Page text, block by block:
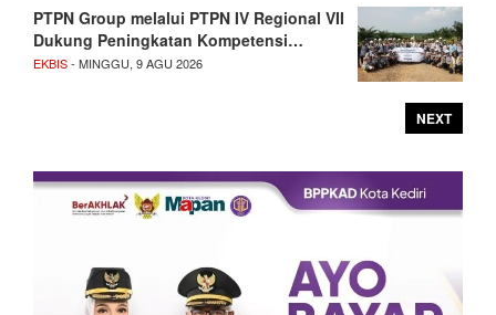
PTPN Group melalui PTPN IV Regional VII
Dukung Peningkatan Kompetensi…
EKBIS- MINGGU, 9 AGU 2026
NEXT